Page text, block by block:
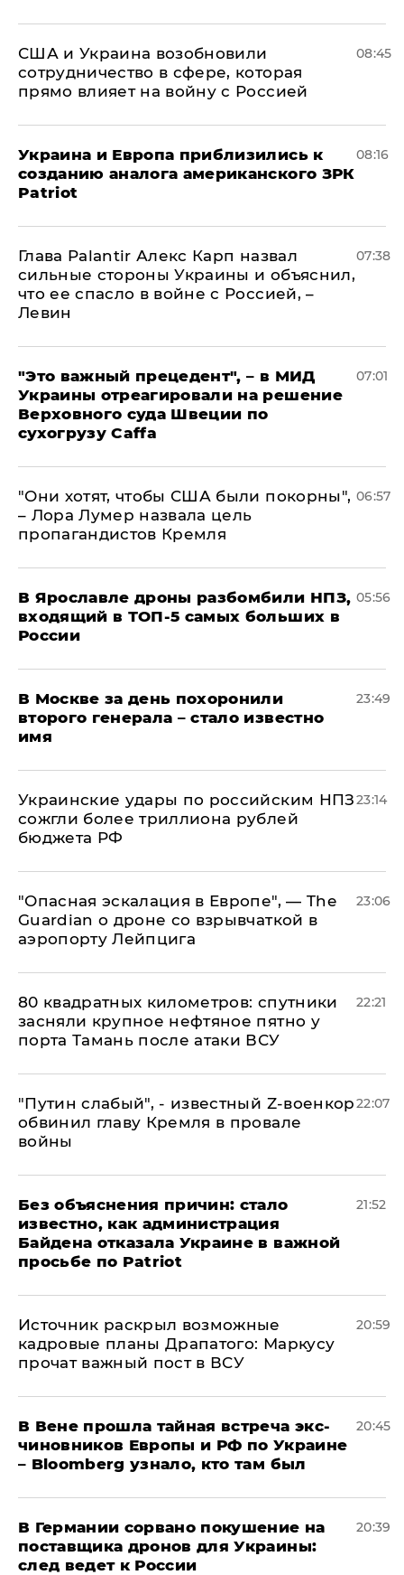
США и Украина возобновили
сотрудничество в сфере, которая
прямо влияет на войну с Россией
08:45
Украина и Европа приблизились к
созданию аналога американского ЗРК
Patriot
08:16
Глава Palantir Алекс Карп назвал
сильные стороны Украины и объяснил,
что ее спасло в войне с Россией, –
Левин
07:38
"Это важный прецедент", – в МИД
Украины отреагировали на решение
Верховного суда Швеции по
сухогрузу Caffa
07:01
"Они хотят, чтобы США были покорны",
– Лора Лумер назвала цель
пропагандистов Кремля
06:57
В Ярославле дроны разбомбили НПЗ,
входящий в ТОП-5 самых больших в
России
05:56
В Москве за день похоронили
второго генерала – стало известно
имя
23:49
Украинские удары по российским НПЗ
сожгли более триллиона рублей
бюджета РФ
23:14
"Опасная эскалация в Европе", — The
Guardian о дроне со взрывчаткой в
аэропорту Лейпцига
23:06
80 квадратных километров: спутники
засняли крупное нефтяное пятно у
порта Тамань после атаки ВСУ
22:21
​"Путин слабый", - известный Z-военкор
обвинил главу Кремля в провале
войны
22:07
Без объяснения причин: стало
известно, как администрация
Байдена отказала Украине в важной
просьбе по Patriot
21:52
​Источник раскрыл возможные
кадровые планы Драпатого: Маркусу
прочат важный пост в ВСУ
20:59
В Вене прошла тайная встреча экс-
чиновников Европы и РФ по Украине
– Bloomberg узнало, кто там был
20:45
​В Германии сорвано покушение на
поставщика дронов для Украины:
след ведет к России
20:39